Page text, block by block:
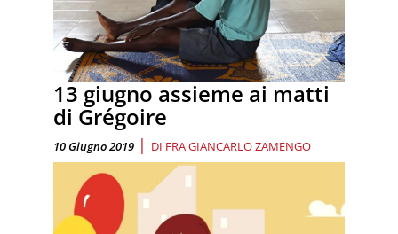
13 giugno assieme ai matti
di Grégoire
10 Giugno 2019 | DI FRA GIANCARLO ZAMENGO